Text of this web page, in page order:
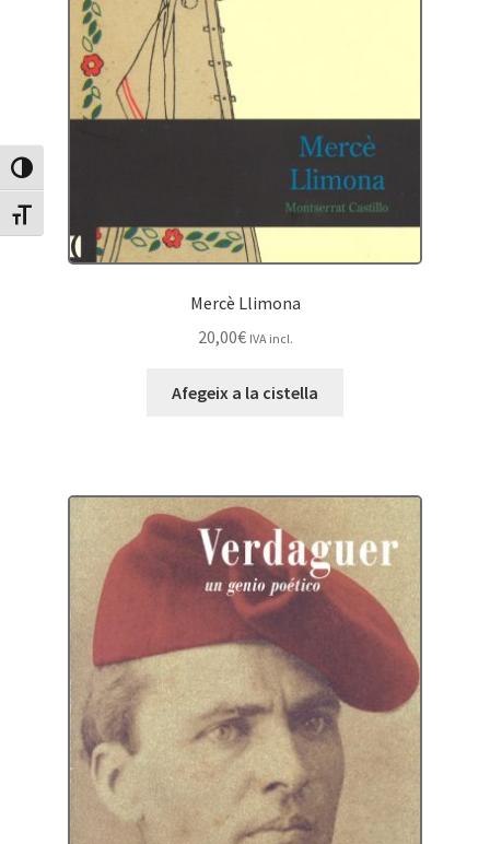
Canvia Alt Contrast
Canvia mida de lletra
Mercè Llimona
20,00€ IVA incl.
Afegeix a la cistella